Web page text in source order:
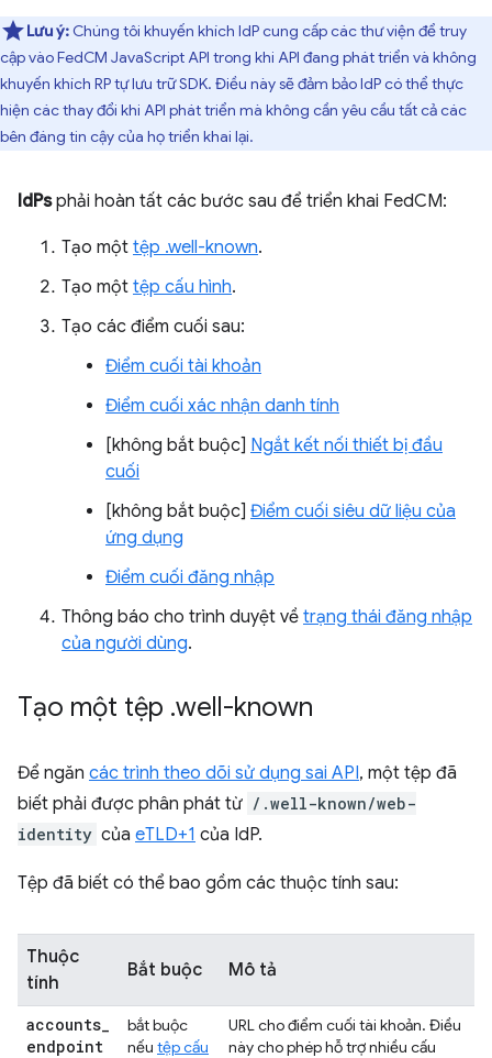
Lưu ý: Chúng tôi khuyến khích IdP cung cấp các thư viện để truy
cập vào FedCM JavaScript API trong khi API đang phát triển và không
khuyến khích RP tự lưu trữ SDK. Điều này sẽ đảm bảo IdP có thể thực
hiện các thay đổi khi API phát triển mà không cần yêu cầu tất cả các
bên đáng tin cậy của họ triển khai lại.
IdPsphải hoàn tất các bước sau để triển khai FedCM:
Tạo một tệp .well-known.
Tạo một tệp cấu hình.
Tạo các điểm cuối sau:
Điểm cuối tài khoản
Điểm cuối xác nhận danh tính
[không bắt buộc] Ngắt kết nối thiết bị đầu
cuối
[không bắt buộc] Điểm cuối siêu dữ liệu của
ứng dụng
Điểm cuối đăng nhập
Thông báo cho trình duyệt về trạng thái đăng nhập
của người dùng.
Tạo một tệp .well-known
Để ngăn các trình theo dõi sử dụng sai API, một tệp đã
biết phải được phân phát từ /.well-known/web-
identity của eTLD+1 của IdP.
Tệp đã biết có thể bao gồm các thuộc tính sau:
Thuộc
tính
Bắt buộc Mô tả
accounts_
endpoint
bắt buộc
nếu tệp cấu
URL cho điểm cuối tài khoản. Điều
này cho phép hỗ trợ nhiều cấu